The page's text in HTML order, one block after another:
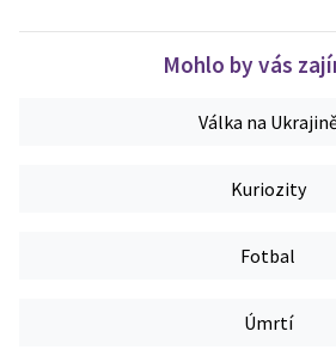
Mohlo by vás
Válka na
Kuriozity
Fotbal
Úmrtí